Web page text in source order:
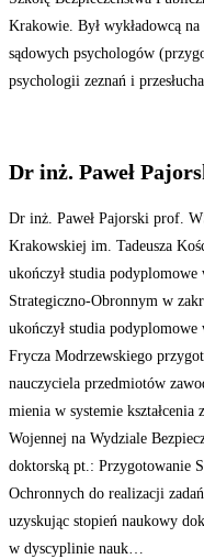
Krakowie. Był wykładowcą
sądowych psychologów
psychologii zeznań i
Dr inż. Paweł
Dr inż. Paweł Pajorski prof.
Krakowskiej im. Tadeusza
ukończył studia
Strategiczno-Obronnym w
ukończył studia
Frycza Modrzewskiego
nauczyciela przedmiotów
mienia w systemie
Wojennej na Wydziale
doktorską pt.: Przygotowanie
Ochronnych do realizacji
uzyskując stopień naukowy
w dyscyplinie nauk…